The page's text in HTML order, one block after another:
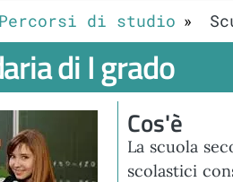
Percorsi di studio
di I grado
Cos'è
La scuola
scolastici